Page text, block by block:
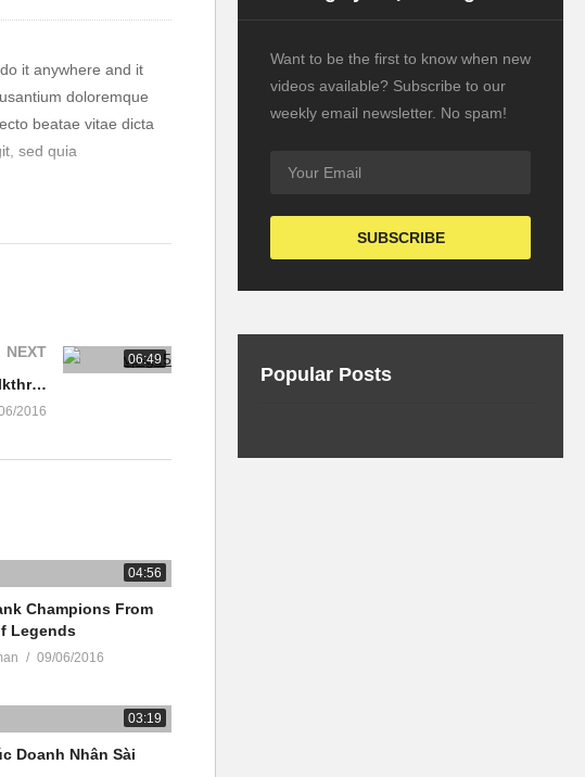
it anywhere and it
doloremque
beatae vitae dicta
sed quia
sed quia non
Ut enim ad
ex ea commodi
06:49
NEXT
Magic Mushroom Land Walkthrough All Levels
2016
04:56
Champions From
Legends
09/06/2016
03:19
Doanh Nhân Sài
Want to be the first to know when new
videos available? Subscribe to our
weekly email newsletter. No spam!
Popular Posts